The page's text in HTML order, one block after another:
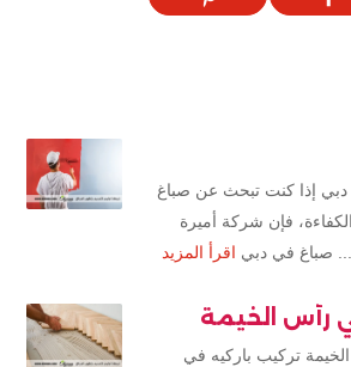
إذا كنت تبحث عن صباغ
فإن شركة أميرة
صباغ في دبي اقرأ المزيد
رأس الخيمة
تركيب باركيه في